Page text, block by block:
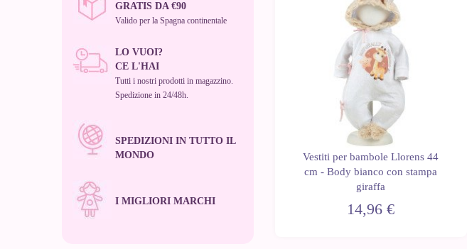
GRATIS DA €90
Valido per la Spagna continentale
LO VUOI?
CE L'HAI
Tutti i nostri prodotti in magazzino.
Spedizione in 24/48h.
SPEDIZIONI IN TUTTO IL
MONDO
I MIGLIORI MARCHI
Vestiti per bambole Llorens 44
cm - Body bianco con stampa
giraffa
14,96 €